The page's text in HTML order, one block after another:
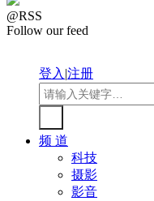
@RSS
Follow our feed
登入|注册
频 道
科技
摄影
影音